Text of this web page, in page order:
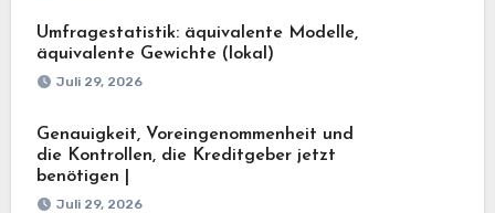
Umfragestatistik: äquivalente Modelle,
äquivalente Gewichte (lokal)
Juli 29, 2026
Genauigkeit, Voreingenommenheit und
die Kontrollen, die Kreditgeber jetzt
benötigen |
Juli 29, 2026